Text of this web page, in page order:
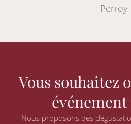
Perroy
Vous souhaitez
Nous proposons des